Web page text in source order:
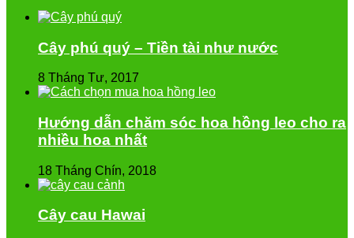
Cây phú quý – Tiền tài như nước
8 Tháng Tư, 2017
Hướng dẫn chăm sóc hoa hồng leo cho ra
nhiều hoa nhất
18 Tháng Chín, 2018
Cây cau Hawai